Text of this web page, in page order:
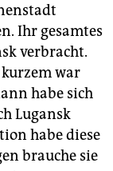
Ihr gesamtes
verbracht.
war
habe sich
Lugansk
habe diese
brauche sie